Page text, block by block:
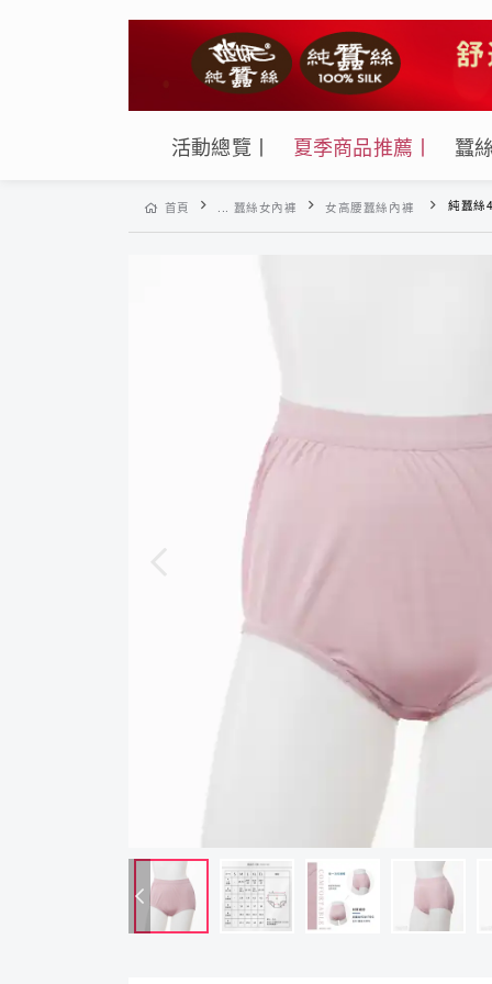
活動總覽丨 夏季商品推薦丨 蠶
首頁 ... 蠶絲女內褲 女高腰蠶絲內褲 純蠶絲42